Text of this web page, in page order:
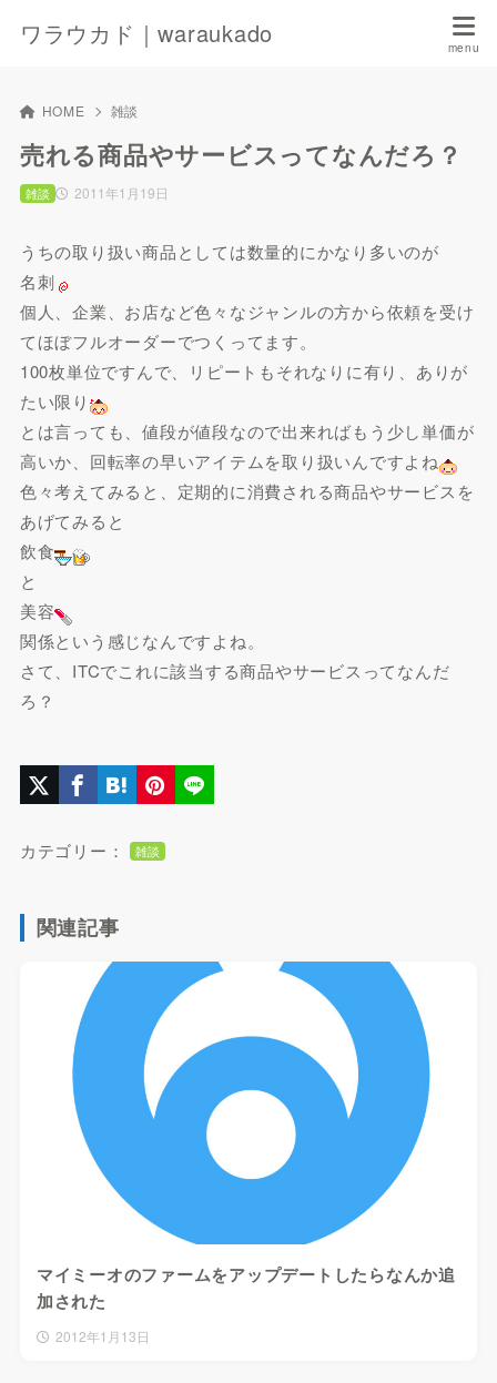
ワラウカド｜waraukado
HOME 雑談
売れる商品やサービスってなんだろ？
2011年1月19日
雑談
うちの取り扱い商品としては数量的にかなり多いのが
名刺
個人、企業、お店など色々なジャンルの方から依頼を受け
てほぼフルオーダーでつくってます。
100枚単位ですんで、リピートもそれなりに有り、ありが
たい限り
とは言っても、値段が値段なので出来ればもう少し単価が
高いか、回転率の早いアイテムを取り扱いんですよね
色々考えてみると、定期的に消費される商品やサービスを
あげてみると
飲食
と
美容
関係という感じなんですよね。
さて、ITCでこれに該当する商品やサービスってなんだ
ろ？
カテゴリー： 雑談
関連記事
マイミーオのファームをアップデートしたらなんか追
加された
2012年1月13日